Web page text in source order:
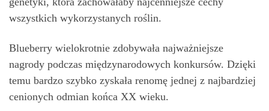
wszystkich wykorzystanych roślin.
Blueberry wielokrotnie zdobywała najważniejsze
nagrody podczas międzynarodowych konkursów. Dzięki
temu bardzo szybko zyskała renomę jednej z najbardziej
cenionych odmian końca XX wieku.